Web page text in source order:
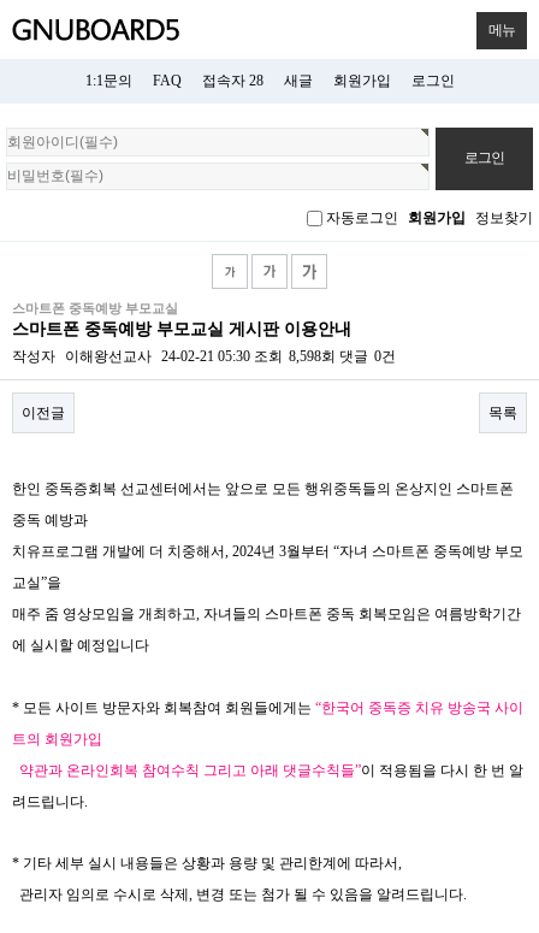
메뉴
1:1문의 FAQ 접속자 28 새글 회원가입 로그인
회
원
로
자동로그인 회원가입 정보찾기
스마트폰 중독예방 부모교실
스마트폰 중독예방 부모교실 게시판 이용안내
작성자 이해왕선교사 24-02-21 05:30 조회 8,598회 댓글 0건
이전글 목록
한인 중독증회복 선교센터에서는 앞으로 모든 행위중독들의 온상지인 스마트폰
중독 예방과
치유프로그램 개발에 더 치중해서, 2024년 3월부터 “자녀 스마트폰 중독예방 부모
교실”을
매주 줌 영상모임을 개최하고, 자녀들의 스마트폰 중독 회복모임은 여름방학기간
에 실시할 예정입니다
* 모든 사이트 방문자와 회복참여 회원들에게는 “한국어 중독증 치유 방송국 사이
트의 회원가입
약관과 온라인회복 참여수칙 그리고 아래 댓글수칙들”이 적용됨을 다시 한 번 알
려드립니다.
* 기타 세부 실시 내용들은 상황과 용량 및 관리한계에 따라서,
관리자 임의로 수시로 삭제 , 변경 또는 첨가 될 수 있음을 알려드립니다.